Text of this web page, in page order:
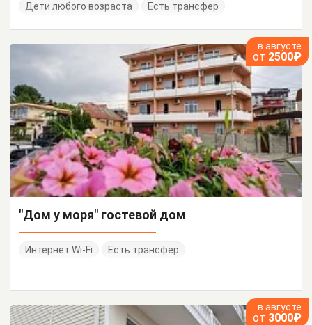
Дети любого возраста
Есть трансфер
в августе
от 2500₽
"Дом у моря" гостевой дом
Интернет Wi-Fi Есть трансфер
в августе
от 3000₽